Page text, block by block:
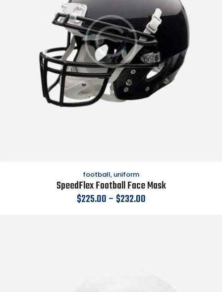
football, uniform
SpeedFlex Football Face Mask
$225.00– $232.00